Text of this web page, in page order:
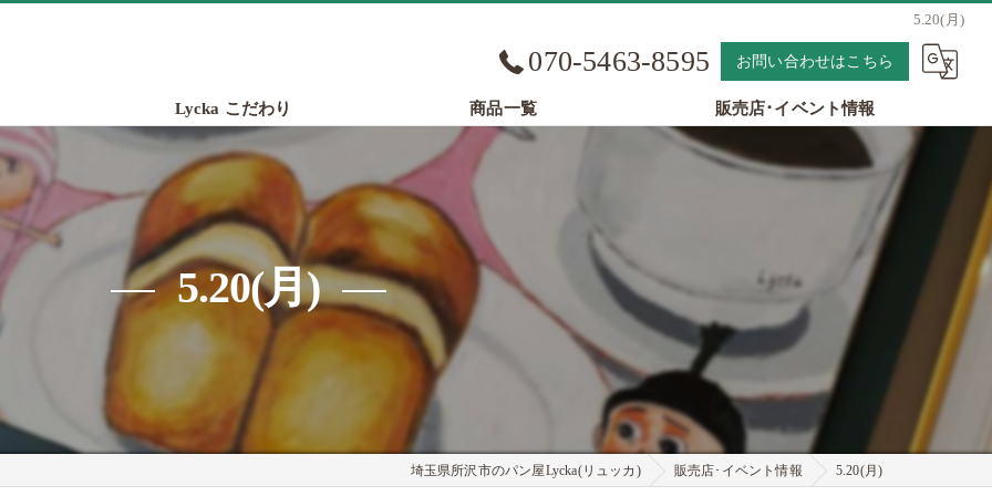
5.20(月)
070-5463-8595 お問い合わせはこちら
Lycka こだわり 商品一覧 販売店･イベント情報
5.20(月)
埼玉県所沢市のパン屋Lycka(リュッカ) 販売店･イベント情報 5.20(月)